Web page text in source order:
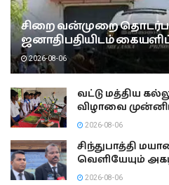
சிறை வன்முறை
ஜனாதிபதியிடம்
2026-08-06
வட்டு மத்திய
விழாவை
2026-08-06
சிந்துபாத்தி
வெளியேயும்
2026-08-06